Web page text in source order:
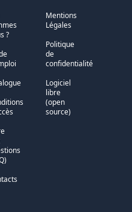
?
Mentions
Légales
Politique
de
confidentialité
Logiciel
libre
(open
source)